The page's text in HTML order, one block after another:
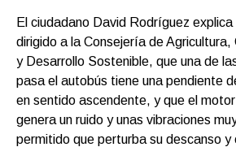
El ciudadano David Rodríguez
dirigido a la Consejería de
y Desarrollo Sostenible, que una de
pasa el autobús tiene una pendiente
en sentido ascendente, y que el
genera un ruido y unas vibraciones
permitido que perturba su descanso y